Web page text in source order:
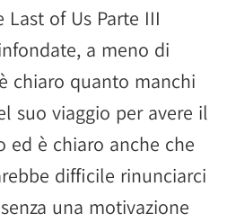
of Us Parte III
a meno di
chiaro quanto manchi
suo viaggio per avere il
ed è chiaro anche che
difficile rinunciarci
una motivazione